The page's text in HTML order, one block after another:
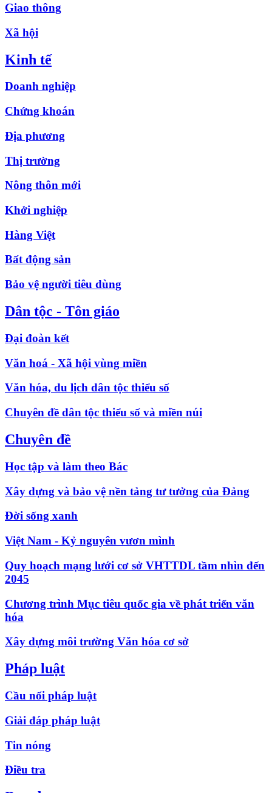
Giao thông
Xã hội
Kinh tế
Doanh nghiệp
Chứng khoán
Địa phương
Thị trường
Nông thôn mới
Khởi nghiệp
Hàng Việt
Bất động sản
Bảo vệ người tiêu dùng
Dân tộc - Tôn giáo
Đại đoàn kết
Văn hoá - Xã hội vùng miền
Văn hóa, du lịch dân tộc thiểu số
Chuyên đề dân tộc thiểu số và miền núi
Chuyên đề
Học tập và làm theo Bác
Xây dựng và bảo vệ nền tảng tư tưởng của Đảng
Đời sống xanh
Việt Nam - Kỷ nguyên vươn mình
Quy hoạch mạng lưới cơ sở VHTTDL tầm nhìn đến
2045
Chương trình Mục tiêu quốc gia về phát triển văn
hóa
Xây dựng môi trường Văn hóa cơ sở
Pháp luật
Cầu nối pháp luật
Giải đáp pháp luật
Tin nóng
Điều tra